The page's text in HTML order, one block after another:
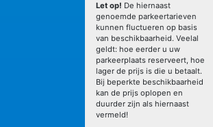
Let op! De hiernaast
genoemde parkeertarieven
kunnen fluctueren op basis
van beschikbaarheid. Veelal
geldt: hoe eerder u uw
parkeerplaats reserveert, hoe
lager de prijs is die u betaalt.
Bij beperkte beschikbaarheid
kan de prijs oplopen en
duurder zijn als hiernaast
vermeld!